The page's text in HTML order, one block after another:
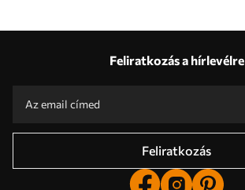
Feliratkozás a hírlevélre
Feliratkozás